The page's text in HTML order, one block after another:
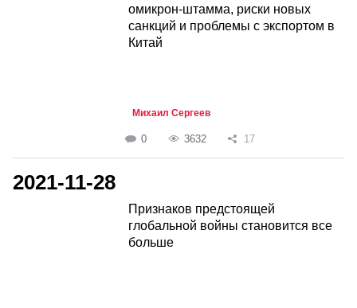
омикрон-штамма, риски новых
санкций и проблемы с экспортом в
Китай
Михаил Сергеев
0 3632 17
2021-11-28
Признаков предстоящей
глобальной войны становится все
больше